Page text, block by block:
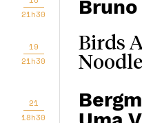
21h30
19
21h30
Birds
21
18h30